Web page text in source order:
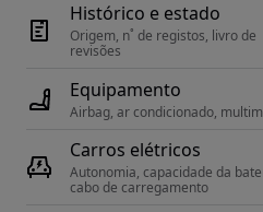
Histórico e estado
Origem, n˚ de registos, livro de
revisões
Equipamento
Airbag, ar condicionado,
Carros elétricos
Autonomia, capacidade da
cabo de carregamento